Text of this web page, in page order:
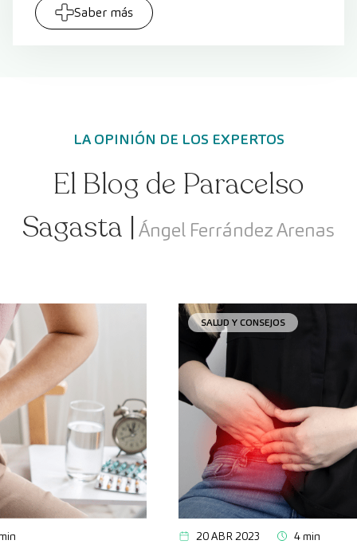
Saber más
LA OPINIÓN DE LOS EXPERTOS
El Blog de Paracelso
Sagasta |Ángel Ferrández Arenas
SALUD Y CONSEJOS
20 ABR 2023 4 min